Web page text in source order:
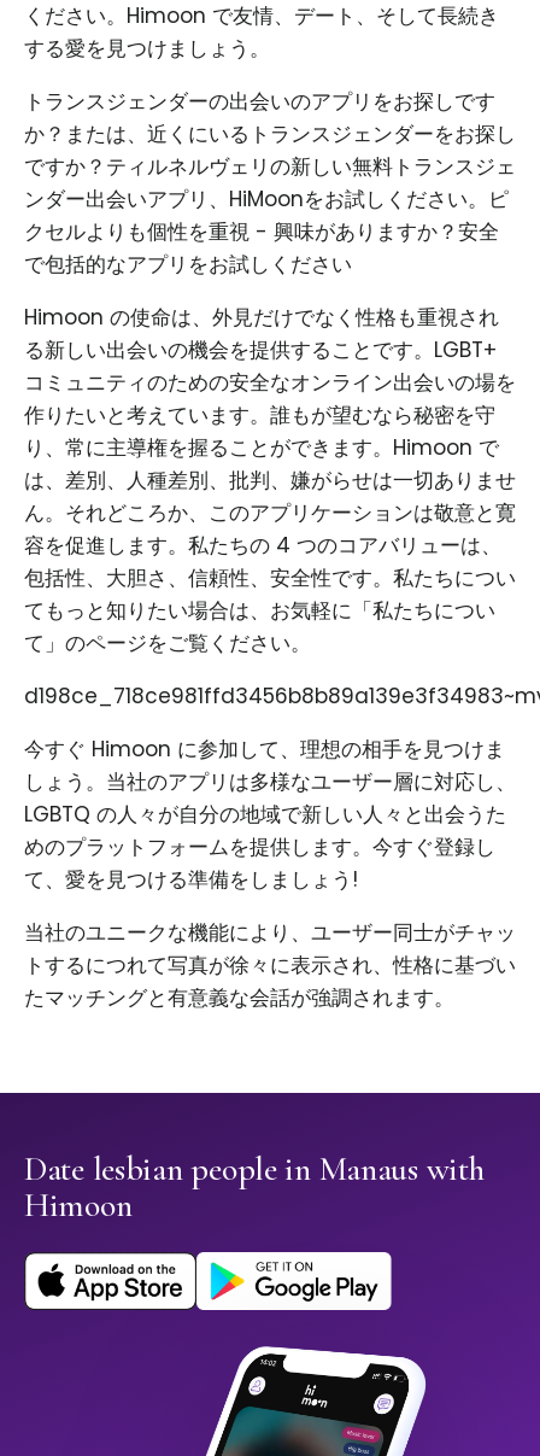
ください。Himoon で友情、デート、そして長続き
する愛を見つけましょう。
トランスジェンダーの出会いのアプリをお探しです
か？または、近くにいるトランスジェンダーをお探し
ですか？ティルネルヴェリの新しい無料トランスジェ
ンダー出会いアプリ、HiMoonをお試しください。ピ
クセルよりも個性を重視 - 興味がありますか？安全
で包括的なアプリをお試しください
Himoon の使命は、外見だけでなく性格も重視され
る新しい出会いの機会を提供することです。LGBT+
コミュニティのための安全なオンライン出会いの場を
作りたいと考えています。誰もが望むなら秘密を守
り、常に主導権を握ることができます。Himoon で
は、差別、人種差別、批判、嫌がらせは一切ありませ
ん。それどころか、このアプリケーションは敬意と寛
容を促進します。私たちの 4 つのコアバリューは、
包括性、大胆さ、信頼性、安全性です。私たちについ
てもっと知りたい場合は、お気軽に「私たちについ
て」のページをご覧ください。
今すぐ Himoon に参加して、理想の相手を見つけま
しょう。当社のアプリは多様なユーザー層に対応し、
LGBTQ の人々が自分の地域で新しい人々と出会うた
めのプラットフォームを提供します。今すぐ登録し
て、愛を見つける準備をしましょう!
当社のユニークな機能により、ユーザー同士がチャッ
トするにつれて写真が徐々に表示され、性格に基づい
たマッチングと有意義な会話が強調されます。
Date lesbian people in Manaus with
Himoon